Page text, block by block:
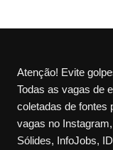
Atenção! Evite
Todas as vagas de
coletadas de fontes
vagas no
Sólides, InfoJobs,